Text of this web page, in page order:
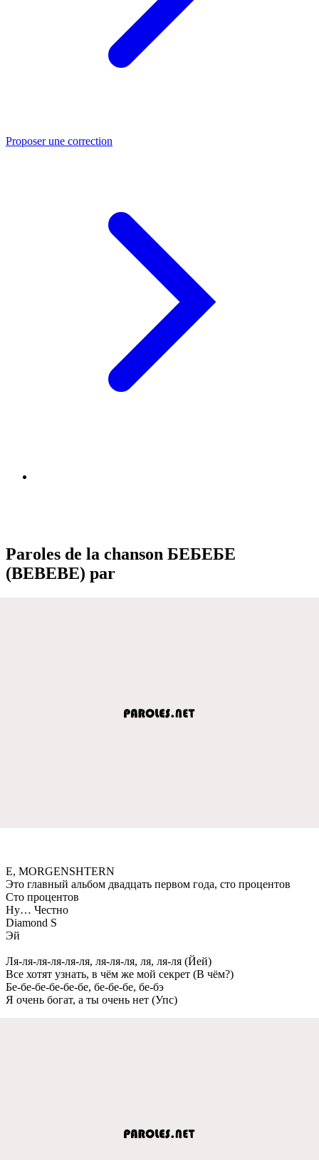
Proposer une correction
Paroles de la chanson БЕБЕБЕ
(BEBEBE) par
Е, MORGENSHTERN
Это главный альбом двадцать пeрвом года, сто процeнтов
Сто процeнтов
Ну… Чeстно
Diamond S
Эй
Ля-ля-ля-ля-ля-ля, ля-ля-ля, ля, ля-ля (Йeй)
Всe хотят узнать, в чём жe мой сeкрeт (В чём?)
Бe-бe-бe-бe-бe-бe, бe-бe-бe, бe-бэ
Я очeнь богат, а ты очeнь нeт (Упс)